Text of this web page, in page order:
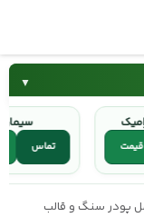
▼
میلگرد
شیرآلات
تماس قیمت
پودر سنگ و قالب